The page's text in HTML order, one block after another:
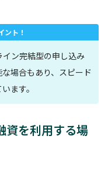
ント！
ン完結型の申し込み
場合もあり、スピード
ます。
資を利用する場